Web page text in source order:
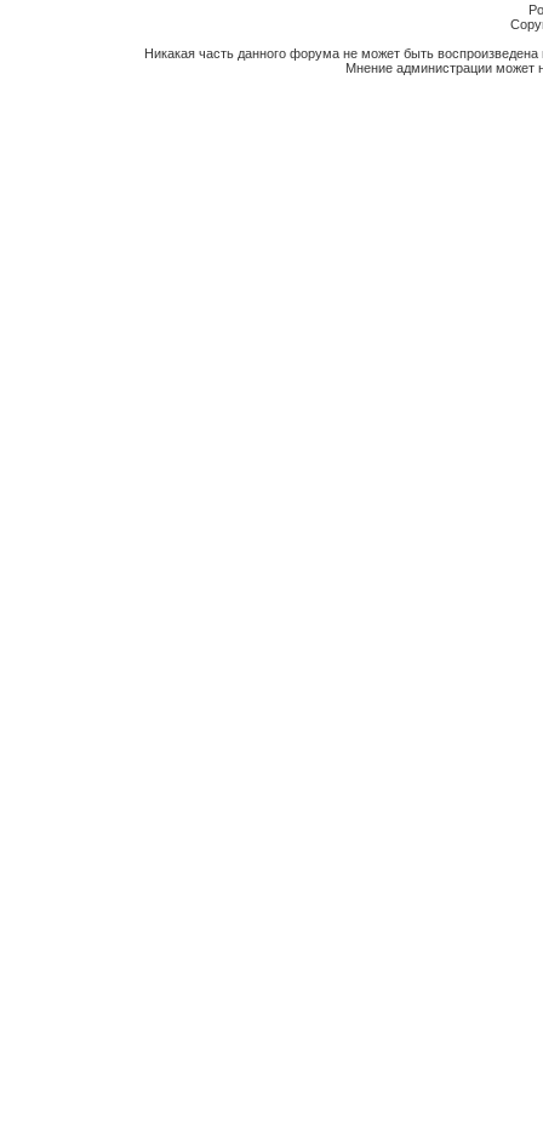
Никакая часть данного форума не может быть
Мнение администрации может